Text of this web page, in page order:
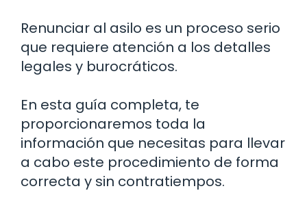
Renunciar al asilo es un proceso serio
que requiere atención a los detalles
legales y burocráticos.
En esta guía completa, te
proporcionaremos toda la
información que necesitas para llevar
a cabo este procedimiento de forma
correcta y sin contratiempos.